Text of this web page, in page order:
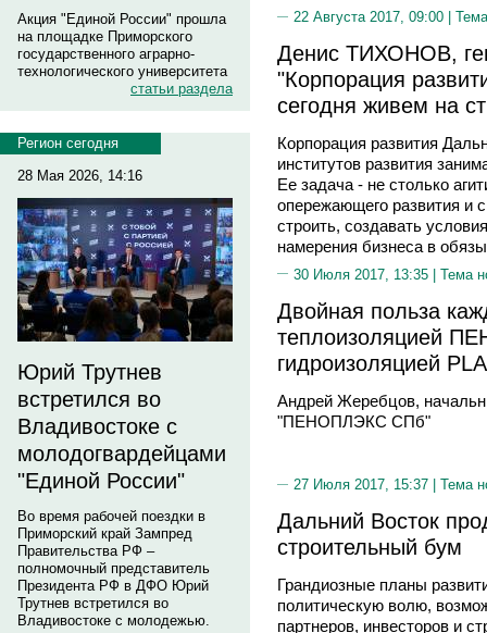
Акция "Единой России" прошла
на площадке Приморского
государственного аграрно-
технологического университета
статьи раздела
Регион сегодня
28 Мая 2026, 14:16
Юрий Трутнев
встретился во
Владивостоке с
молодогвардейцами
"Единой России"
Во время рабочей поездки в
Приморский край Зампред
Правительства РФ –
полномочный представитель
Президента РФ в ДФО Юрий
Трутнев встретился во
Владивостоке с молодежью.
22 Августа 2017, 09:00 |
Денис ТИХОНОВ,
"Корпорация
сегодня живем на
Корпорация развития
институтов развития
Ее задача - не столько
опережающего развития и
строить, создавать
намерения бизнеса в
30 Июля 2017, 13:35 | Тема
Двойная польза
теплоизоляцией
гидроизоляцией
Андрей Жеребцов,
"ПЕНОПЛЭКС СПб"
27 Июля 2017, 15:37 | Тема
Дальний Восток
строительный бум
Грандиозные планы
политическую волю,
партнеров, инвесторов и